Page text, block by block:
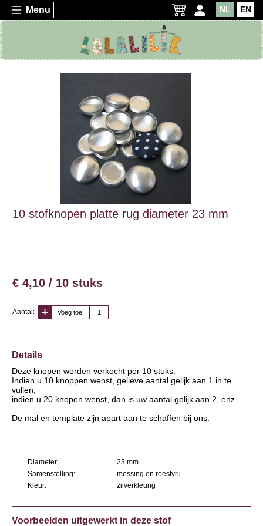
Menu NL EN
10 stofknopen platte rug diameter 23 mm
€ 4,10 / 10 stuks
Aantal: Voeg toe
Details
Deze knopen worden verkocht per 10 stuks.
Indien u 10 knoppen wenst, gelieve aantal gelijk aan 1 in te
vullen,
indien u 20 knopen wenst, dan is uw aantal gelijk aan 2, enz. ...
De mal en template zijn apart aan te schaffen bij ons.
Diameter:
23 mm
Samenstelling:
messing en roestvrij
Kleur:
zilverkleurig
Voorbeelden uitgewerkt in deze stof